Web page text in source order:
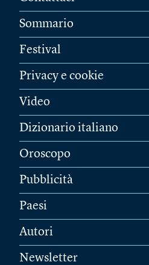
Sommario
Festival
Privacy e cookie
Video
Dizionario italiano
Oroscopo
Pubblicità
Paesi
Autori
Newsletter